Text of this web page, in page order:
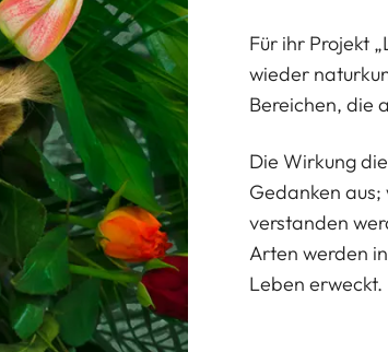
Für ihr Projekt
wieder
Bereichen, die
Die Wirkung
Gedanken
verstanden
Arten werden
Leben erweckt.